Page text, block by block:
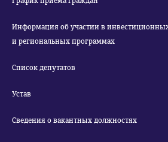
Информация об участии в
и региональных программах
Список депутатов
Устав
Сведения о вакантных должностях